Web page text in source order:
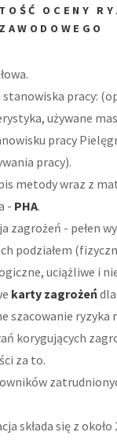
OCENY
ZAWODOWEGO
stanowiska pracy:
używane
pracy
pracy).
metody wraz z
- PHA.
zagrożeń - pełen
podziałem
uciążliwe i
karty zagrożeńdla
szacowanie ryzyka
korygujących
za to.
składa się z